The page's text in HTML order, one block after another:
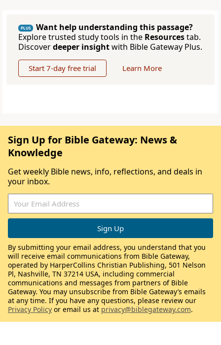
PLUS
Want help understanding this passage?
Explore trusted study tools in the Resourcestab.
Discoverdeeper insightwith Bible Gateway Plus.
Start 7-day free trial Learn More
Sign Up for Bible Gateway: News &
Knowledge
Get weekly Bible news, info, reflections, and deals in
your inbox.
By submitting your email address, you understand that you
will receive email communications from Bible Gateway,
operated by HarperCollins Christian Publishing, 501 Nelson
Pl, Nashville, TN 37214 USA, including commercial
communications and messages from partners of Bible
Gateway. You may unsubscribe from Bible Gateway’s emails
at any time. If you have any questions, please review our
Privacy Policy or email us at privacy@biblegateway.com.